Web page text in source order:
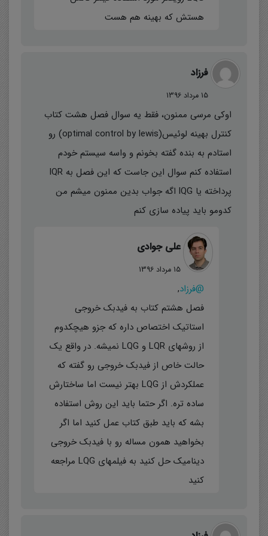
هستش که بهینه هم هست
فرزاد
15 مرداد 1396
اوکی مرسی ممنون، فقط یه سوال فصل هشت کتاب
کنترل بهینه لوئیس(optimal control by lewis) رو
استادم به بنده گفته بخونم و واسه سیستم خودم
استفاده کنم سوال این جاست که این فصل به lQR
پرداخته یا lQG اگه جواب بدین ممنون میشم من
کدومو باید پیاده سازی کنم
علی جوادی
15 مرداد 1396
@فرزاد,
فصل هشتم کتاب به فیدبک خروجی
استاتیک اختصاص داره که جزو هیچکدوم
از روشهای LQR و LQG نمیشه. در واقع یک
حالت خاص از فیدبک خروجی رو گفته که
عملکردش از LQG بهتر نیست اما ساختارش
ساده تره. اگر حتما باید این روش استفاده
بشه که باید طبق کتاب عمل کنید اما اگر
بخواهید همون مساله رو با فیدبک خروجی
دینامیک حل کنید به فیلمهای LQG مراجعه
کنید